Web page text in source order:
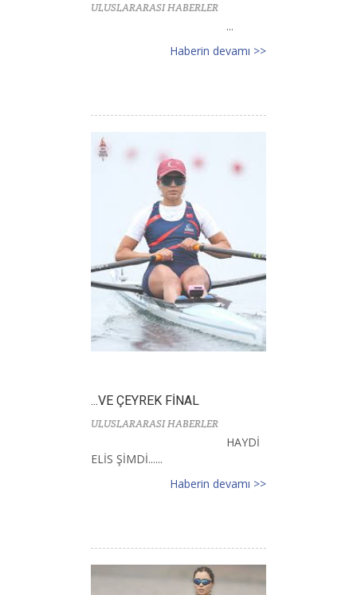
ULUSLARARASI HABERLER
...
Haberin devamı >>
...VE ÇEYREK FİNAL
ULUSLARARASI HABERLER
HAYDİ
ELİS ŞİMDİ......
Haberin devamı >>